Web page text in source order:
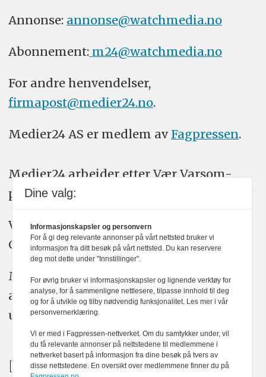
Annonse: annonse@watchmedia.no
Abonnement:m24@watchmedia.no
For andre henvendelser,
firmapost@medier24.no.
Medier24 AS er medlem av Fagpressen.
Medier24 arbeider etter Vær Varsom-
plakatens regler for god presseskikk.
Vi bruker KI-verktøy som ChatGPT,
Claude, og Gemini i journalistikken vår.
Medier24s redaksjon har alltid det fulle
ansvar for publisert innhold, med eller
uten bruk av kunstig intelligens.
Dine valg:
Informasjonskapsler og personvern
For å gi deg relevante annonser på vårt nettsted bruker vi
informasjon fra ditt besøk på vårt nettsted. Du kan reservere
deg mot dette under "Innstillinger".
For øvrig bruker vi informasjonskapsler og lignende verktøy for
analyse, for å sammenligne nettlesere, tilpasse innhold til deg
og for å utvikle og tilby nødvendig funksjonalitet. Les mer i vår
personvernerklæring.
Vi er med i Fagpressen-nettverket. Om du samtykker under, vil
du få relevante annonser på nettstedene til medlemmene i
nettverket basert på informasjon fra dine besøk på tvers av
disse nettstedene. En oversikt over medlemmene finner du på